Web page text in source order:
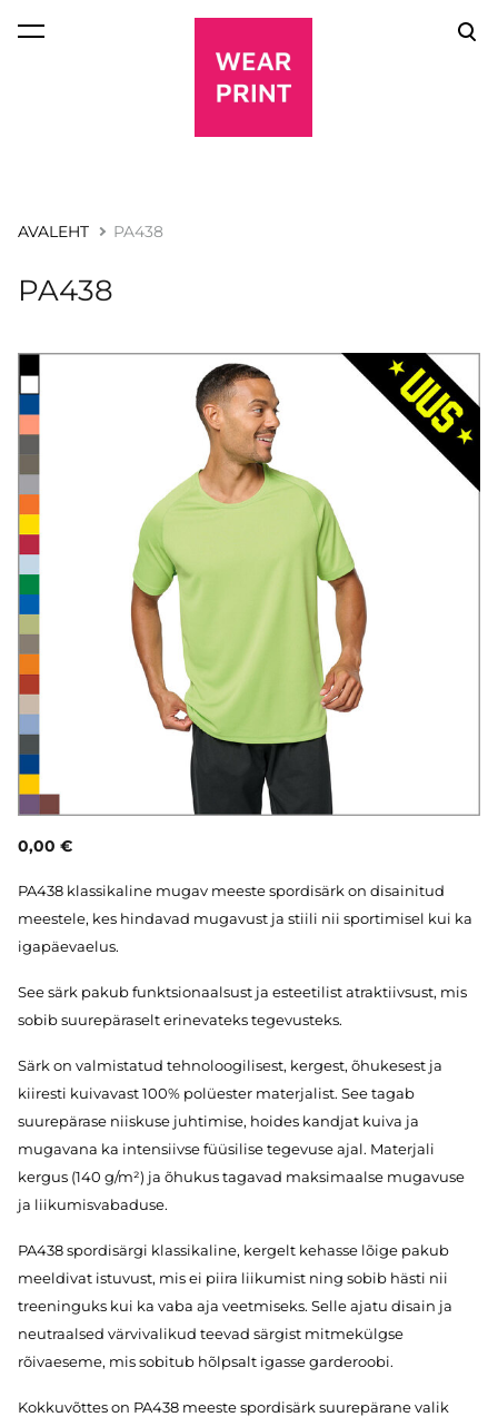
lisati ostukorvi.
AVALEHT PA438
PA438
0,00 €
PA438 klassikaline mugav meeste spordisärk on disainitud
meestele, kes hindavad mugavust ja stiili nii sportimisel kui ka
igapäevaelus.
See särk pakub funktsionaalsust ja esteetilist atraktiivsust, mis
sobib suurepäraselt erinevateks tegevusteks.
Särk on valmistatud tehnoloogilisest, kergest, õhukesest ja
kiiresti kuivavast 100% polüester materjalist. See tagab
suurepärase niiskuse juhtimise, hoides kandjat kuiva ja
mugavana ka intensiivse füüsilise tegevuse ajal. Materjali
kergus (140 g/m²) ja õhukus tagavad maksimaalse mugavuse
ja liikumisvabaduse.
PA438 spordisärgi klassikaline, kergelt kehasse lõige pakub
meeldivat istuvust, mis ei piira liikumist ning sobib hästi nii
treeninguks kui ka vaba aja veetmiseks. Selle ajatu disain ja
neutraalsed värvivalikud teevad särgist mitmekülgse
rõivaeseme, mis sobitub hõlpsalt igasse garderoobi.
Kokkuvõttes on PA438 meeste spordisärk suurepärane valik